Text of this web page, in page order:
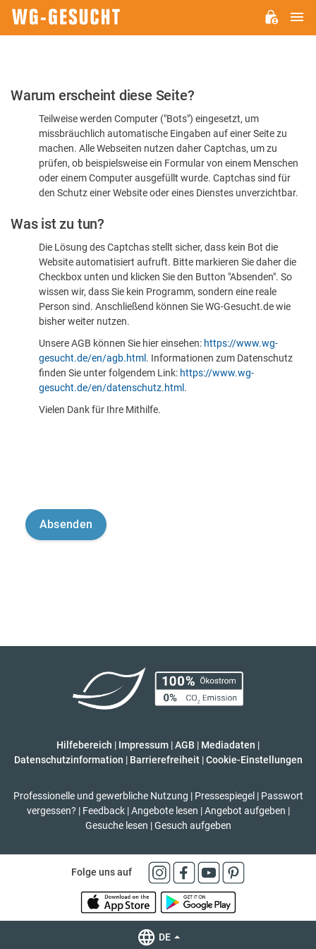
Bitte
dass
sind
Warum erscheint diese Seite?
Teilweise werden Computer ("Bots") eingesetzt, um
missbräuchlich automatische Eingaben auf einer Seite zu
machen. Alle Webseiten nutzen daher Captchas, um zu
prüfen, ob beispielsweise ein Formular von einem Menschen
oder einem Computer ausgefüllt wurde. Captchas sind für
den Schutz einer Website oder eines Dienstes unverzichtbar.
Was ist zu tun?
Die Lösung des Captchas stellt sicher, dass kein Bot die
Website automatisiert aufruft. Bitte markieren Sie daher die
Checkbox unten und klicken Sie den Button "Absenden". So
wissen wir, dass Sie kein Programm, sondern eine reale
Person sind. Anschließend können Sie WG-Gesucht.de wie
bisher weiter nutzen.
Unsere AGB können Sie hier einsehen: https://www.wg-
gesucht.de/en/agb.html . Informationen zum Datenschutz
finden Sie unter folgendem Link: https://www.wg-
gesucht.de/en/datenschutz.html .
Vielen Dank für Ihre Mithilfe.
Hilfebereich | Impressum |AGB | Mediadaten |
Datenschutzinformation | Barrierefreiheit | Cookie-Einstellungen
Professionelle und gewerbliche Nutzung | Pressespiegel | Passwort
vergessen? | Feedback | Angebote lesen | Angebot aufgeben |
Gesuche lesen | Gesuch aufgeben
Folge uns auf
DE